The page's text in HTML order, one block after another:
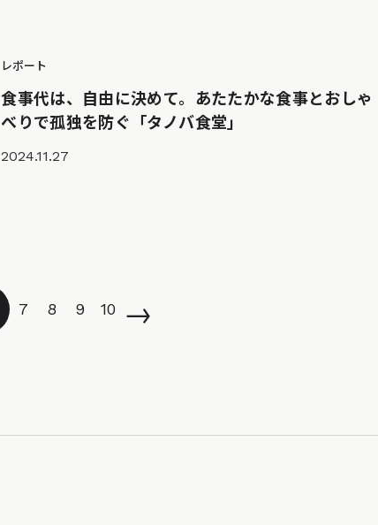
レポート
食事代は、自由に決めて。あたたかな食事とおしゃ
べりで孤独を防ぐ「タノバ食堂」
2024.11.27
7 8 9 10 →